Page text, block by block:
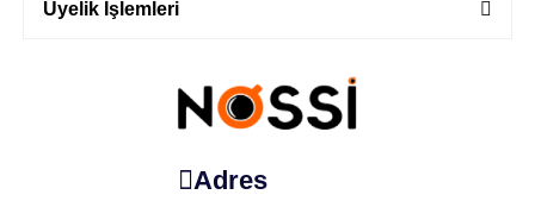
Üyelik İşlemleri
Adres